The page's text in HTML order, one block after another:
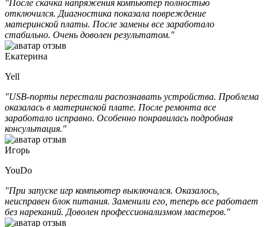
"После скачка напряжения компьютер полностью
отключился. Диагностика показала повреждение
материнской платы. После замены все заработало
стабильно. Очень доволен результатом."
Екатерина
Yell
"USB-порты перестали распознавать устройства. Проблема
оказалась в материнской плате. После ремонта все
заработало исправно. Особенно понравилась подробная
консультация."
Игорь
YouDo
"При запуске игр компьютер выключался. Оказалось,
неисправен блок питания. Заменили его, теперь все работает
без нареканий. Доволен профессионализмом мастеров."